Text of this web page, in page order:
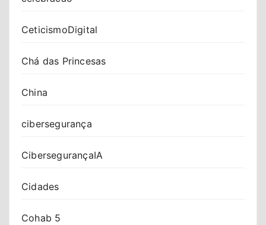
CeticismoDigital
Chá das Princesas
China
cibersegurança
CibersegurançaIA
Cidades
Cohab 5